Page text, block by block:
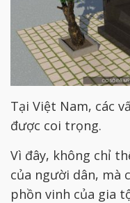
Tại Việt Nam, các
được coi trọng.
Vì đây, không chỉ
của người dân, mà
phồn vinh của gia